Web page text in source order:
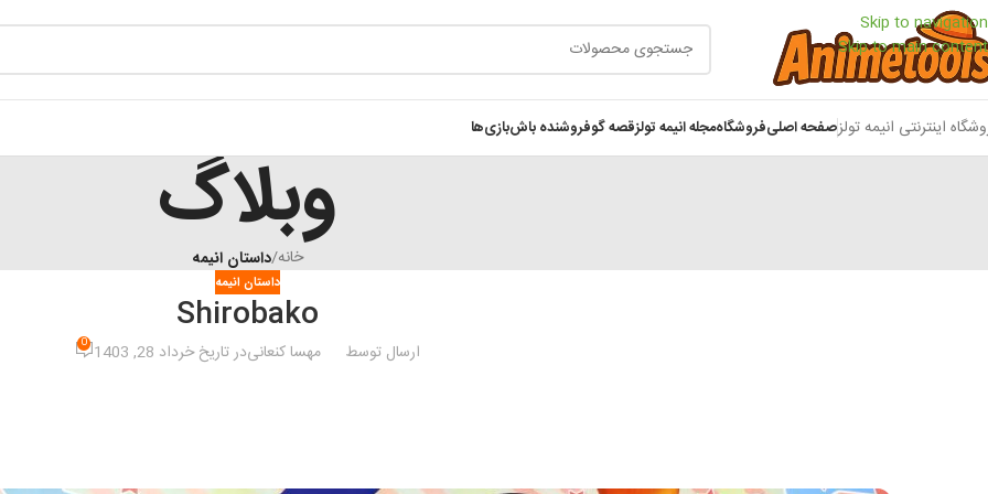
Skip to navigation
Skip to main content
اینترنتی انیمه تولزصفحه اصلیفروشگاهمجله انیمه تولزقصه گوفروشنده باشبازی‌ها
وبلاگ
خانه/داستان انیمه
داستان انیمه
Shirobako
ارسال توسط مهسا کنعانیدر تاریخ خرداد 28, 1403 0